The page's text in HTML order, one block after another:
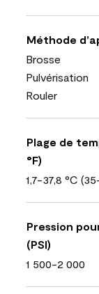
Méthode
Brosse
Pulvérisation
Rouler
Plage de
°F)
1,7-37,8 °C
Pression
(PSI)
1 500-2 000